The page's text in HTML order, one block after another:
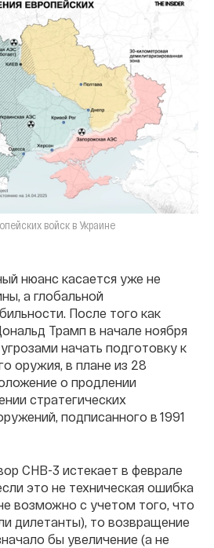
войск в Украине
нюанс касается уже не
а глобальной
После того как
Трамп в начале ноября
начать подготовку к
оружия, в плане из 28
о продлении
стратегических
подписанного в 1991
СНВ-3 истекает в феврале
это не техническая ошибка
возможно с учетом того, что
дилетанты), то возвращение
бы увеличение (а не